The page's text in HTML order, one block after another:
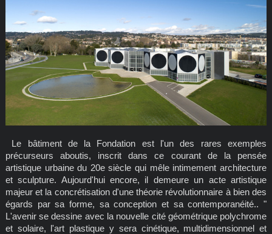
Le bâtiment de la Fondation est l'un des rares exemples
précurseurs aboutis, inscrit dans ce courant de la pensée
artistique urbaine du 20e siècle qui mêle intimement architecture
et sculpture. Aujourd'hui encore, il demeure un acte artistique
majeur et la concrétisation d'une théorie révolutionnaire à bien des
égards par sa forme, sa conception et sa contemporanéité.. "
L'avenir se dessine avec la nouvelle cité géométrique polychrome
et solaire, l'art plastique y sera cinétique, multidimensionnel et